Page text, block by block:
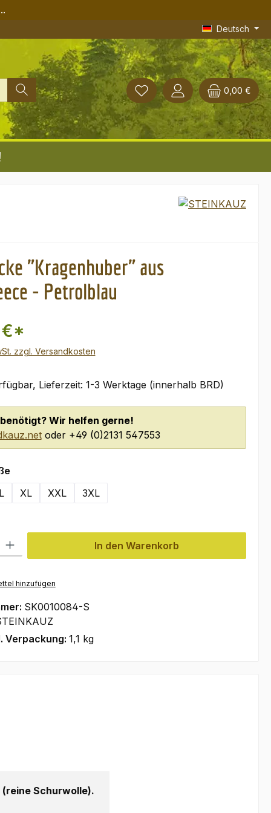
Deutsch
0,00 €
"Kragenhuber" aus
- Petrolblau
€*
zzgl. Versandkosten
Lieferzeit: 1-3 Werktage (innerhalb BRD)
Wir helfen gerne!
oder +49 (0)2131 547553
auswählen
XL XXL 3XL
In den Warenkorb
hinzufügen
SK0010084-S
Verpackung: 1,1 kg
Schurwolle).